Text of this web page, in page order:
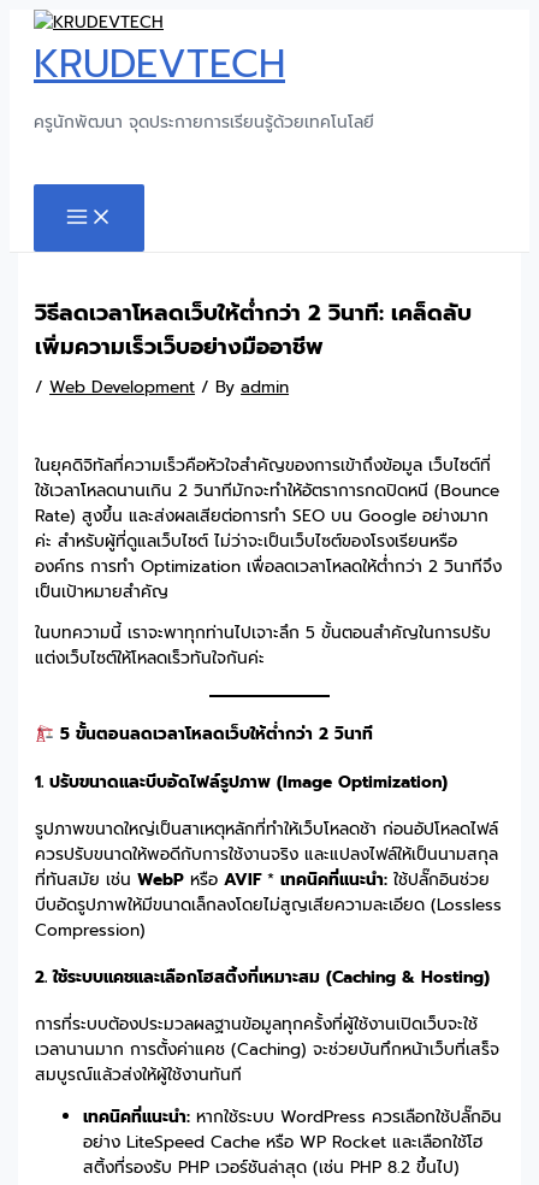
Skip
content
KRUDEVTECH
ครูนักพัฒนา จุดประกายการเรียนรู้ด้วยเทคโนโลยี
MAIN
MENU
วิธีลดเวลาโหลดเว็บให้ต่ำกว่า 2 วินาที: เคล็ดลับ
เพิ่มความเร็วเว็บอย่างมืออาชีพ
/Web Development / Byadmin
ในยุคดิจิทัลที่ความเร็วคือหัวใจสำคัญของการเข้าถึงข้อมูล เว็บไซต์ที่
ใช้เวลาโหลดนานเกิน 2 วินาทีมักจะทำให้อัตราการกดปิดหนี (Bounce
Rate) สูงขึ้น และส่งผลเสียต่อการทำ SEO บน Google อย่างมาก
ค่ะ สำหรับผู้ที่ดูแลเว็บไซต์ ไม่ว่าจะเป็นเว็บไซต์ของโรงเรียนหรือ
องค์กร การทำ Optimization เพื่อลดเวลาโหลดให้ต่ำกว่า 2 วินาทีจึง
เป็นเป้าหมายสำคัญ
ในบทความนี้ เราจะพาทุกท่านไปเจาะลึก 5 ขั้นตอนสำคัญในการปรับ
แต่งเว็บไซต์ให้โหลดเร็วทันใจกันค่ะ
5 ขั้นตอนลดเวลาโหลดเว็บให้ต่ำกว่า 2 วินาที
1. ปรับขนาดและบีบอัดไฟล์รูปภาพ (Image Optimization)
รูปภาพขนาดใหญ่เป็นสาเหตุหลักที่ทำให้เว็บโหลดช้า ก่อนอัปโหลดไฟล์
ควรปรับขนาดให้พอดีกับการใช้งานจริง และแปลงไฟล์ให้เป็นนามสกุล
ที่ทันสมัย เช่นWebP หรือAVIF*เทคนิคที่แนะนำ: ใช้ปลั๊กอินช่วย
บีบอัดรูปภาพให้มีขนาดเล็กลงโดยไม่สูญเสียความละเอียด (Lossless
Compression)
2. ใช้ระบบแคชและเลือกโฮสติ้งที่เหมาะสม (Caching & Hosting)
การที่ระบบต้องประมวลผลฐานข้อมูลทุกครั้งที่ผู้ใช้งานเปิดเว็บจะใช้
เวลานานมาก การตั้งค่าแคช (Caching) จะช่วยบันทึกหน้าเว็บที่เสร็จ
สมบูรณ์แล้วส่งให้ผู้ใช้งานทันที
เทคนิคที่แนะนำ: หากใช้ระบบ WordPress ควรเลือกใช้ปลั๊กอิน
อย่าง LiteSpeed Cache หรือ WP Rocket และเลือกใช้โฮ
สติ้งที่รองรับ PHP เวอร์ชันล่าสุด (เช่น PHP 8.2 ขึ้นไป)